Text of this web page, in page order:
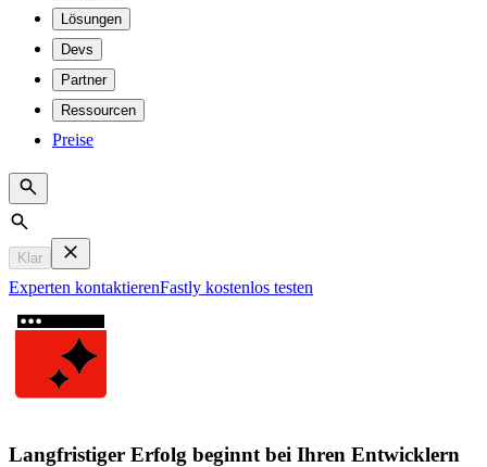
Lösungen
Devs
Partner
Ressourcen
Preise
Search
Klar
Experten kontaktierenFastly kostenlos testen
Langfristiger Erfolg beginnt bei Ihren Entwicklern